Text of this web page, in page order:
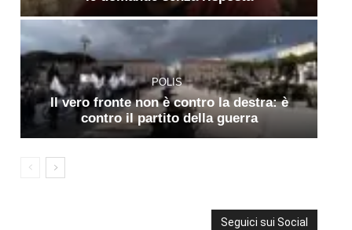
POLIS
Il vero fronte non è contro la destra: è
contro il partito della guerra
Seguici sui Social